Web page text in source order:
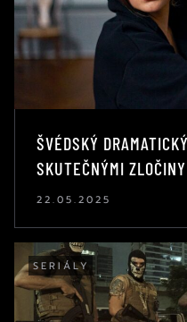
ŠVÉDSKÝ
SKUTEČNÝMI
22.05.2025
SERIÁLY